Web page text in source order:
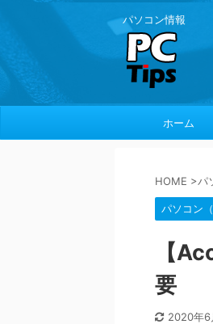
パソコン情報
ホーム
HOME >パ
パソコン（
【
要
2020年6